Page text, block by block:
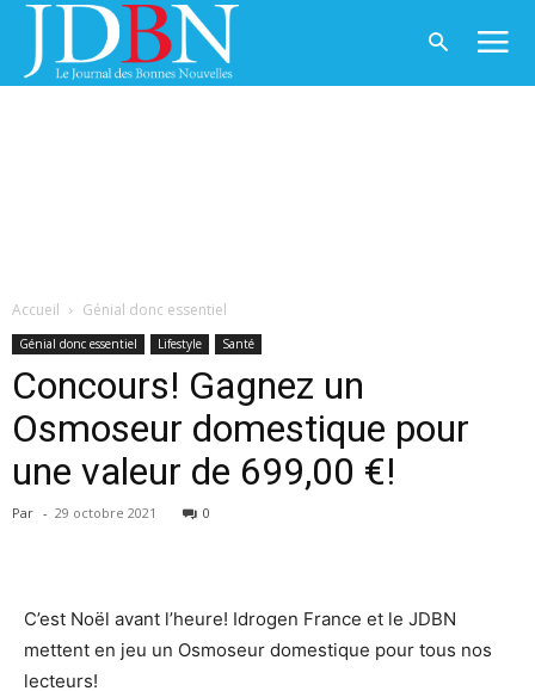
Accueil Génial donc essentiel
Génial donc essentiel Lifestyle Santé
Concours! Gagnez un
Osmoseur domestique pour
une valeur de 699,00 €!
Par - 29 octobre 2021 0
C’est Noël avant l’heure! Idrogen France et le JDBN
mettent en jeu un Osmoseur domestique pour tous nos
lecteurs!